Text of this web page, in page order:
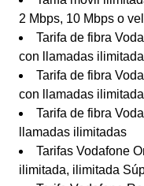
2 Mbps, 10 Mbps o
Tarifa de fibra
con llamadas
Tarifa de fibra
con llamadas
Tarifa de fibra
llamadas ilimitadas
Tarifas Vodafone
ilimitada, ilimitada